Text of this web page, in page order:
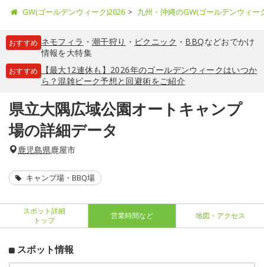
GW(ゴールデンウィーク)2026 九州・沖縄のGW(ゴールデンウィ
おすすめ ネモフィラ ・ 潮干狩り ・ ピクニック ・ BBQなどおでかけ
情報を大特集
おすすめ
【最大12連休も】2026年のゴールデンウィークはいつか
ら？混雑ピーク予想と回避術をご紹介
県立大隅広域公園オートキャンプ
場の詳細データ
鹿児島県鹿屋市
キャンプ場・BBQ場
スポット詳細
トップ
営業時間など 地図・アクセス
スポット情報